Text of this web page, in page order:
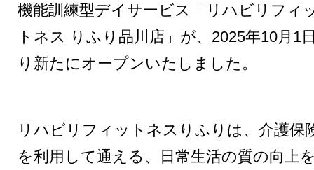
機能訓練型デイサービス「リハビリフィ
トネス りふり品川店」が、2025年10月1
り新たにオープンいたしました。
リハビリフィットネスりふりは、介護保
を利用して通える、日常生活の質の向上